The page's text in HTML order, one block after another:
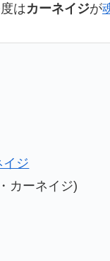
はカーネイジが
イジ
カーネイジ)